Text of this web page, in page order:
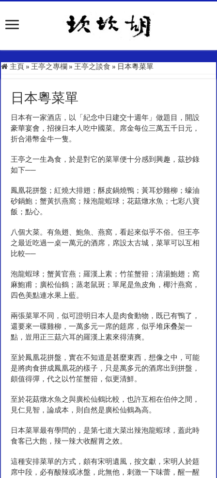
主頁 » 王亭之專欄 » 王亭之談食 » 日本粵菜單
日本粵菜單
日本有一家酒店，以「紀念中日建交十週年」做題目，開設
豪華宴會，招徠日本人吃中國菜。席金每位三萬五千日元，
折合港幣金牛一隻。
王亭之一生為食，於是對它的菜單便十分感到興趣，茲抄錄
如下──
鳳凰花拼盤；紅燒大排翅；酥皮鍋燒鴨；黃耳炒雞柳；蠔油
砂鍋鮑；蟹黃扒燕窩；辣泡龍蝦球；花菇燉水魚；七彩八寶
飯；點心。
八個大菜。有魚翅、鮑魚、燕窩，看起來似乎不俗。但王亭
之最近吃過一桌一萬元的酒席，席設太古城，菜單可以互相
比較──
泡龍蝦球；蟹黃官燕；羅漢上素；竹笙蟹箝；清湯鮑翅；窩
麻鮑甫；廣松仙鶴；蒸老鼠斑；單尾是魚皮角，椰汁燕窩，
四色美點連水果上藍。
兩張菜單不同，似可證明日本人是肉食動物，既已有鴨了，
還要來一碟雞柳，一萬多元一席的筵席，似乎堆床叠架一
點，豈用正三菇六耳的羅漢上素來得清爽。
至於鳳凰花拼盤，實在不知道是甚麼東西，想像之中，可能
是將肉食拼成鳳凰花的樣子，只是萬多元的酒席出到拼盤，
頗值得彈，代之以竹笙蟹箝，似更清鮮。
至於花菇燉水魚之與廣松仙鶴比較，也許互相在伯仲之間，
見仁見智，論成本，則自然是廣松仙鶴為高。
日本菜單最有學問的，是第七道大菜出辣泡龍蝦球，蓋此時
食客已大飽，辣一辣大收醒胃之效。
這種安排菜單的方式，頗有宋明遺風，按文獻，宋明人於筵
席中段，必有酸辣或冰盤，此無他，刺激一下味蕾，醒一醒